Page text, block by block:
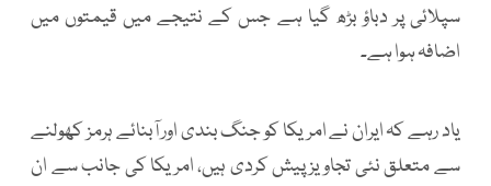
سپلائی پر دباؤ بڑھ گیا ہے جس کے نتیجے میں قیمتوں میں
اضافہ ہوا ہے۔
یاد رہے کہ ایران نے امریکا کو جنگ بندی اور آبنائے ہرمز کھولنے
سے متعلق نئی تجاویز پیش کردی ہیں، امریکا کی جانب سے ان